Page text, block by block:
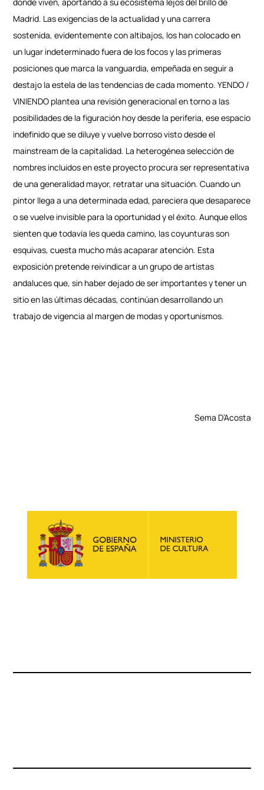
Madrid. Las exigencias de la actualidad y una carrera
sostenida, evidentemente con altibajos, los han colocado en
un lugar indeterminado fuera de los focos y las primeras
posiciones que marca la vanguardia, empeñada en seguir a
destajo la estela de las tendencias de cada momento. YENDO /
VINIENDO plantea una revisión generacional en torno a las
posibilidades de la figuración hoy desde la periferia, ese espacio
indefinido que se diluye y vuelve borroso visto desde el
mainstream de la capitalidad. La heterogénea selección de
nombres incluidos en este proyecto procura ser representativa
de una generalidad mayor, retratar una situación. Cuando un
pintor llega a una determinada edad, pareciera que desaparece
o se vuelve invisible para la oportunidad y el éxito. Aunque ellos
sienten que todavía les queda camino, las coyunturas son
esquivas, cuesta mucho más acaparar atención. Esta
exposición pretende reivindicar a un grupo de artistas
andaluces que, sin haber dejado de ser importantes y tener un
sitio en las últimas décadas, continúan desarrollando un
trabajo de vigencia al margen de modas y oportunismos.
Sema D’Acosta